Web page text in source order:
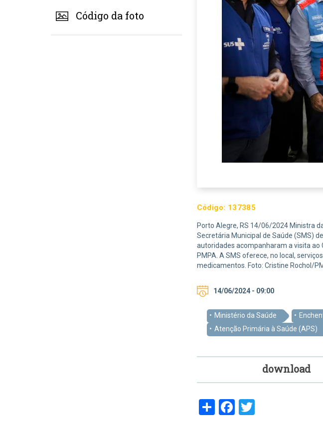
Código da foto
Código: 137385
Porto Alegre, RS 14/06/2024 Ministra
Secretária Municipal de Saúde (SMS)
autoridades acompanharam a visita ao
PMPA. A SMS oferece, no local,
medicamentos. Foto: Cristine Rochol/
14/06/2024 - 09:00
Ministério da Saúde
Atenção Primária à Saúde (APS)
download
ShareFacebook
Twitter